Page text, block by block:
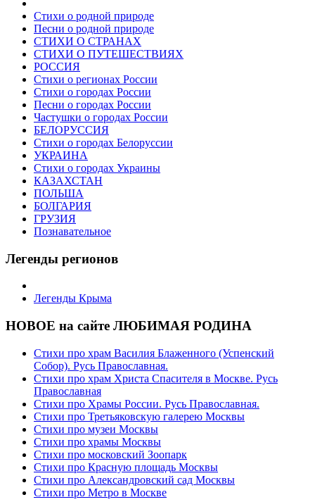
Стихи о родной природе
Песни о родной природе
СТИХИ О СТРАНАХ
СТИХИ О ПУТЕШЕСТВИЯХ
РОССИЯ
Стихи о регионах России
Стихи о городах России
Песни о городах России
Частушки о городах России
БЕЛОРУССИЯ
Стихи о городах Белоруссии
УКРАИНА
Стихи о городах Украины
КАЗАХСТАН
ПОЛЬША
БОЛГАРИЯ
ГРУЗИЯ
Познавательное
Легенды регионов
Легенды Крыма
НОВОЕ на сайте ЛЮБИМАЯ РОДИНА
Стихи про храм Василия Блаженного (Успенский
Собор). Русь Православная.
Стихи про храм Христа Спасителя в Москве. Русь
Православная
Стихи про Храмы России. Русь Православная.
Стихи про Третьяковскую галерею Москвы
Стихи про музеи Москвы
Стихи про храмы Москвы
Стихи про московский Зоопарк
Стихи про Красную площадь Москвы
Стихи про Александровский сад Москвы
Стихи про Метро в Москве